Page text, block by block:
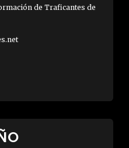
de Traficantes de